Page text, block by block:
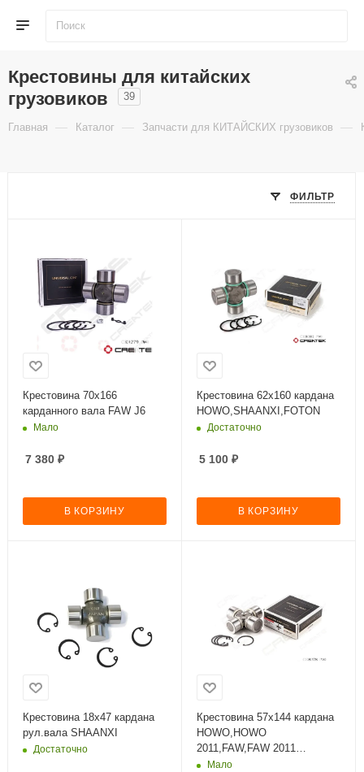
Крестовины для китайских
грузовиков
39
Главная — Каталог — Запчасти для КИТАЙСКИХ грузовиков —
ФИЛЬТР
Крестовина 70х166
карданного вала FAW J6
Мало
7 380 ₽
В КОРЗИНУ
Крестовина 62х160 кардана
HOWO,SHAANXI,FOTON
Достаточно
5 100 ₽
В КОРЗИНУ
Крестовина 18x47 кардана
рул.вала SHAANXI
Достаточно
Крестовина 57х144 кардана
HOWO,HOWO
2011,FAW,FAW 2011
3252,3312,SHAANXI,SHACM
Мало